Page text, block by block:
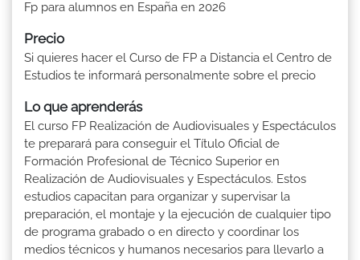
Fp para alumnos en España en 2026
Precio
Si quieres hacer el Curso de FP a Distancia el Centro de
Estudios te informará personalmente sobre el precio
Lo que aprenderás
El curso FP Realización de Audiovisuales y Espectáculos
te preparará para conseguir el Título Oficial de
Formación Profesional de Técnico Superior en
Realización de Audiovisuales y Espectáculos. Estos
estudios capacitan para organizar y supervisar la
preparación, el montaje y la ejecución de cualquier tipo
de programa grabado o en directo y coordinar los
medios técnicos y humanos necesarios para llevarlo a